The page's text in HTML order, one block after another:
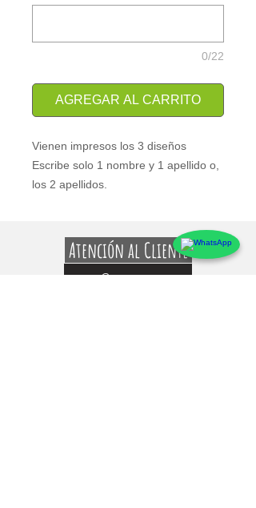
0/22
AGREGAR AL CARRITO
Vienen impresos los 3 diseños
Escribe solo 1 nombre y 1 apellido o,
los 2 apellidos.
Atención al Cliente
Contacto